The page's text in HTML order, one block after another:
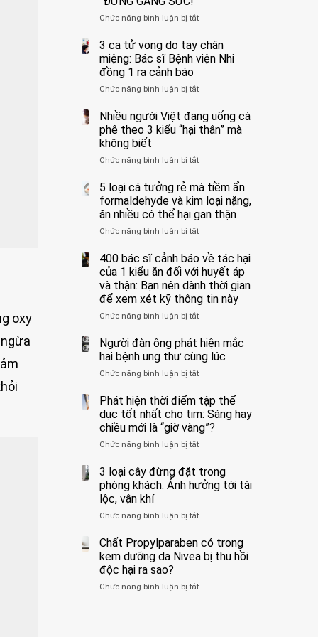
oxy
bỏ
hoàn
vì
bỏ
cảm
này
suốt
bác
“Xoắn
900
độ,
không
kịp
Chức năng bình luận bị tắtở
đàn
ông
vì…
quá
mạnh
vệ
4
nhóm
người
được
bác
cảnh
báo
“ĐỪNG
GẮNG
SỨC!”
3 ca tử vong do tay chân
miệng: Bác sĩ Bệnh viện Nhi
đồng 1 ra cảnh báo
Chức năng bình luận bị tắtở
ca
tử
tay
miệng:
Bác
Bệnh
viện
đồng
1
ra
cảnh
báo
Nhiều người Việt đang uống cà
phê theo 3 kiểu “hại thân” mà
không biết
Chức năng bình luận bị tắtở
người
Việt
đang
uống
cà
theo
3
kiểu
“hại
thân”
mà
biết
5 loại cá tưởng rẻ mà tiềm ẩn
formaldehyde và kim loại nặng,
ăn nhiều có thể hại gan thận
Chức năng bình luận bị tắtở
loại
cá
tưởng
rẻ
mà
tiềm
formaldehyde
kim
loại
ăn
nhiều
có
thể
hại
thận
400 bác sĩ cảnh báo về tác hại
của 1 kiểu ăn đối với huyết áp
và thận: Bạn nên dành thời gian
để xem xét kỹ thông tin này
Chức năng bình luận bị tắtở
bác
cảnh
báo
tác
hại
của
1
kiểu
đối
với
và
Bạn
nên
Người đàn ông phát hiện mắc
hai bệnh ung thư cùng lúc
Chức năng bình luận bị tắtở
đàn
ông
phát
hiện
mắc
bệnh
ung
lúc
Phát hiện thời điểm tập thể
dục tốt nhất cho tim: Sáng hay
chiều mới là “giờ vàng”?
Chức năng bình luận bị tắtở
hiện
thời
điểm
thể
tốt
nhất
cho
Sáng
3 loại cây đừng đặt trong
phòng khách: Ảnh hưởng tới tài
lộc, vận khí
Chức năng bình luận bị tắtở
loại
cây
đừng
trong
Chất Propylparaben có trong
kem dưỡng da Nivea bị thu hồi
độc hại ra sao?
Chức năng bình luận bị tắtở